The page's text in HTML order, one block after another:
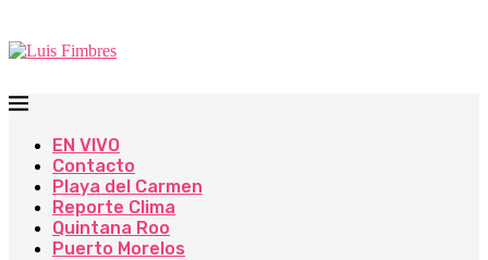
EN VIVO
Contacto
Playa del Carmen
Reporte Clima
Quintana Roo
Puerto Morelos